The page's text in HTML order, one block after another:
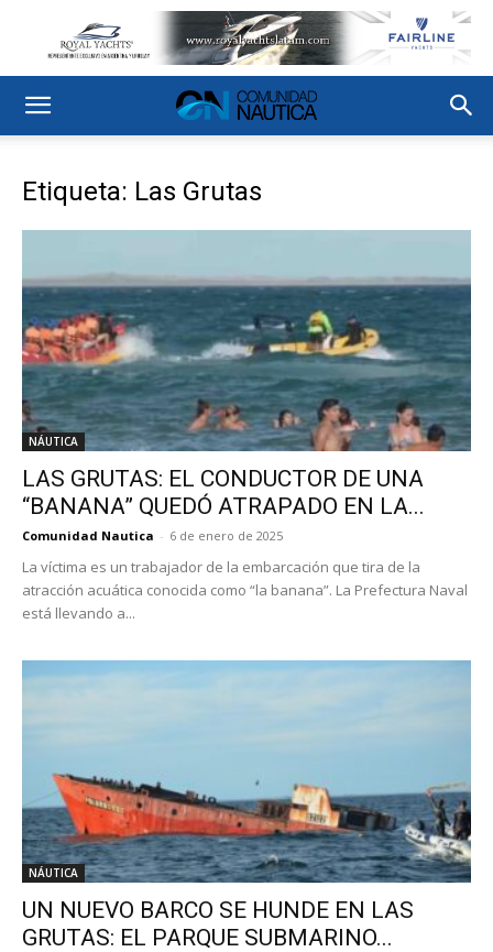
Etiqueta: Las Grutas
NÁUTICA
LAS GRUTAS: EL CONDUCTOR DE UNA
“BANANA” QUEDÓ ATRAPADO EN LA...
Comunidad Nautica - 6 de enero de 2025
La víctima es un trabajador de la embarcación que tira de la
atracción acuática conocida como “la banana”. La Prefectura Naval
está llevando a...
NÁUTICA
UN NUEVO BARCO SE HUNDE EN LAS
GRUTAS: EL PARQUE SUBMARINO...